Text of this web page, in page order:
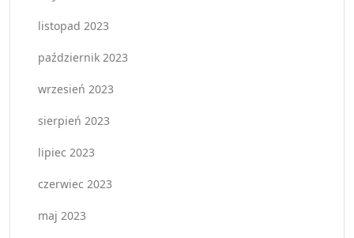
listopad 2023
październik 2023
wrzesień 2023
sierpień 2023
lipiec 2023
czerwiec 2023
maj 2023